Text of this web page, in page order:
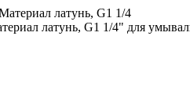
латунь, G1 1/4" для